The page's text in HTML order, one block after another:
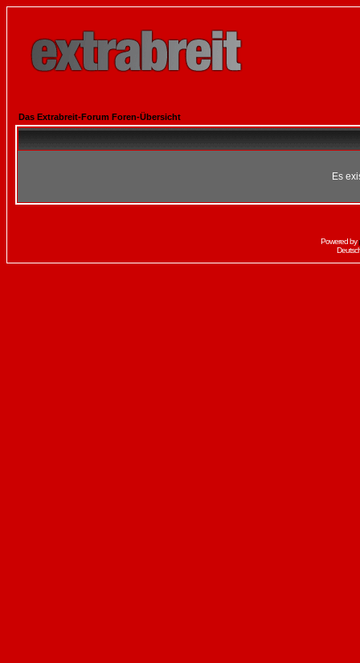
Das Extrabreit-Forum Foren-Übersicht
Es
Powered by